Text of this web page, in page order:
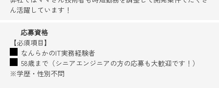
ん活躍しています！
応募資格
【必須項目】
なんらかのIT実務経験者
58歳まで（シニアエンジニアの方の応募も大歓迎です！）
※学歴・性別不問